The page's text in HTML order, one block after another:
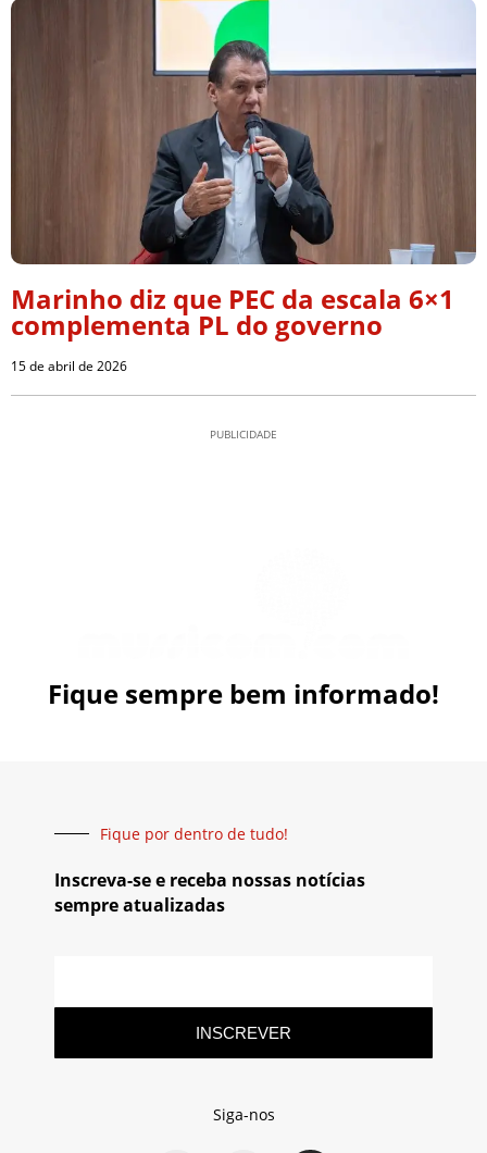
Marinho diz que PEC da escala 6×1
complementa PL do governo
15 de abril de 2026
PUBLICIDADE
Fique sempre bem informado!
Fique por dentro de tudo!
Inscreva-se e receba nossas notícias
sempre atualizadas
INSCREVER
Siga-nos